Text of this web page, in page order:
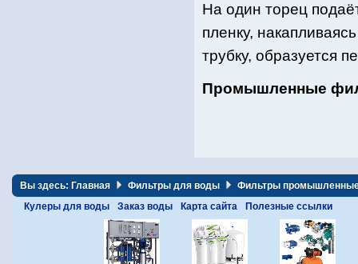
На один торец
пленку,
трубку, образуется
Промышленные
Вы здесь: Главная Фильтры для воды
Фильтры
Кулеры для воды
Заказ воды Карта сайта Полезные ссылки